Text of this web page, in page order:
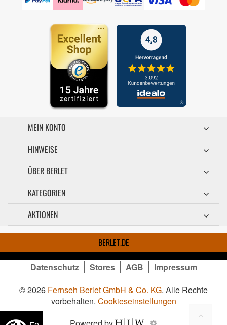
MEIN KONTO
HINWEISE
ÜBER BERLET
KATEGORIEN
AKTIONEN
BERLET.DE
Datenschutz Stores AGB
Impressum
© 2026 Fernseh Berlet GmbH & Co. KG. Alle Rechte
vorbehalten. Cookieseinstellungen